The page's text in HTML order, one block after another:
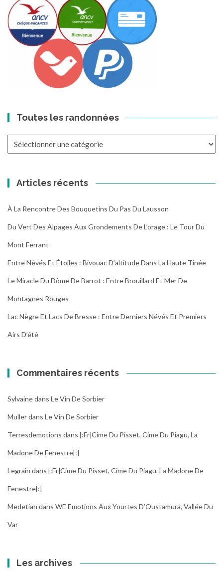
Toutes les randonnées
Articles récents
À La Rencontre Des Bouquetins Du Pas Du Lausson
Du Vert Des Alpages Aux Grondements De L’orage : Le Tour Du
Mont Ferrant
Entre Névés Et Étoiles : Bivouac D’altitude Dans La Haute Tinée
Le Miracle Du Dôme De Barrot : Entre Brouillard Et Mer De
Montagnes Rouges
Lac Nègre Et Lacs De Bresse : Entre Derniers Névés Et Premiers
Airs D’été
Commentaires récents
Sylvainedans Le Vin De Sorbier
Mullerdans Le Vin De Sorbier
Terresdemotions dans [:fr]Cime Du Pisset, Cime Du Piagu, La
Madone De Fenestre[:]
Legrain dans [:fr]Cime Du Pisset, Cime Du Piagu, La Madone De
Fenestre[:]
Medetian dans WE Emotions Aux Yourtes D’Oustamura, Vallée Du
Var
Les archives